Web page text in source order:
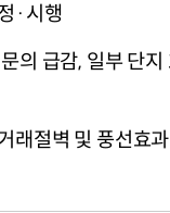
·시행
의 급감, 일부 단지
래절벽 및 풍선효